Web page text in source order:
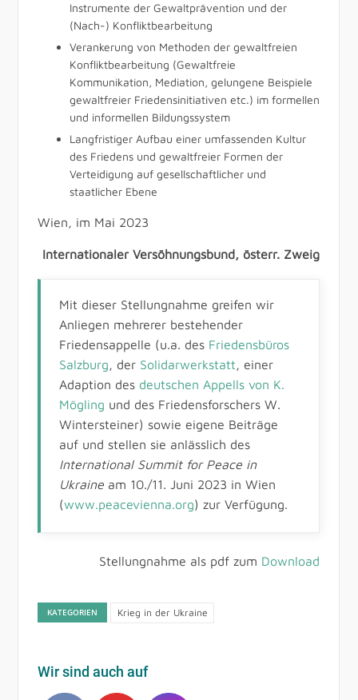
Instrumente der Gewaltprävention und der
(Nach-) Konfliktbearbeitung
Verankerung von Methoden der gewaltfreien
Konfliktbearbeitung (Gewaltfreie
Kommunikation, Mediation, gelungene Beispiele
gewaltfreier Friedensinitiativen etc.) im formellen
und informellen Bildungssystem
Langfristiger Aufbau einer umfassenden Kultur
des Friedens und gewaltfreier Formen der
Verteidigung auf gesellschaftlicher und
staatlicher Ebene
Wien, im Mai 2023
Internationaler Versöhnungsbund, österr. Zweig
Mit dieser Stellungnahme greifen wir
Anliegen mehrerer bestehender
Friedensappelle (u.a. des Friedensbüros
Salzburg, der Solidarwerkstatt, einer
Adaption des deutschen Appells von K.
Mögling und des Friedensforschers W.
Wintersteiner) sowie eigene Beiträge
auf und stellen sie anlässlich des
International Summit for Peace in
Ukraine am 10./11. Juni 2023 in Wien
(www.peacevienna.org) zur Verfügung.
Stellungnahme als pdf zum Download
KATEGORIEN Krieg in der Ukraine
Wir sind auch auf